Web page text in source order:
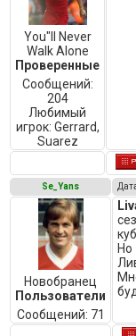
You"ll Never
Walk Alone
Проверенные
Сообщений:
204
Любимый
игрок: Gerrard,
Suarez
Se_Yans
Новобранец
Пользователи
Сообщений: 71